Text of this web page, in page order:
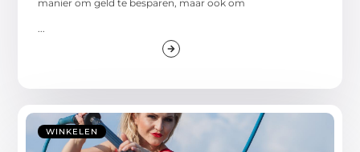
manier om geld te besparen, maar ook om
...
WINKELEN